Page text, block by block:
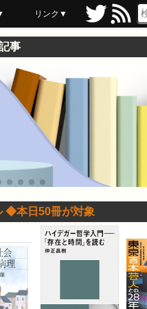
リンク▼
事
◆本日50冊が対象